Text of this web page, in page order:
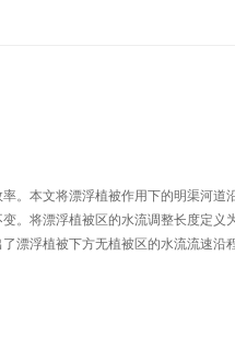
。本文将漂浮植被作用下的明渠河道
。将漂浮植被区的水流调整长度定
浮植被下方无植被区的水流流速沿
确预测漂浮植被区和无植被区的流